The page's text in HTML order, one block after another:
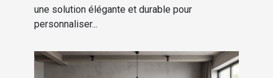
une solution élégante et durable pour
personnaliser...